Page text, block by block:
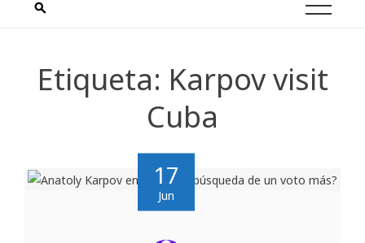
Etiqueta: Karpov visit
Cuba
17
Jun